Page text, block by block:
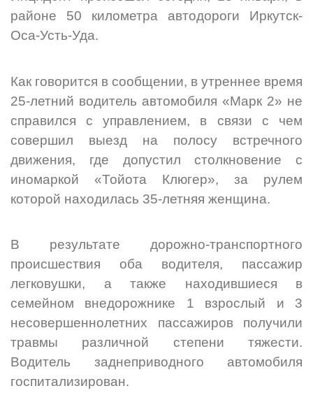
районе 50 километра автодороги Иркутск-
Оса-Усть-Уда.
Как говорится в сообщении, в утреннее время
25-летний водитель автомобиля «Марк 2» не
справился с управлением, в связи с чем
совершил выезд на полосу встречного
движения, где допустил столкновение с
иномаркой «Тойота Клюгер», за рулем
которой находилась 35-летняя женщина.
В результате дорожно-транспортного
происшествия оба водителя, пассажир
легковушки, а также находившиеся в
семейном внедорожнике 1 взрослый и 3
несовершеннолетних пассажиров получили
травмы различной степени тяжести.
Водитель заднеприводного автомобиля
госпитализирован.